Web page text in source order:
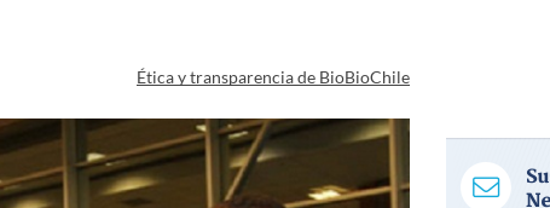
Ética y transparencia de BioBioChile